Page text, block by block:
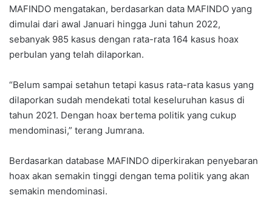
MAFINDO mengatakan, berdasarkan data MAFINDO yang
dimulai dari awal Januari hingga Juni tahun 2022,
sebanyak 985 kasus dengan rata-rata 164 kasus hoax
perbulan yang telah dilaporkan.
“Belum sampai setahun tetapi kasus rata-rata kasus yang
dilaporkan sudah mendekati total keseluruhan kasus di
tahun 2021. Dengan hoax bertema politik yang cukup
mendominasi,” terang Jumrana.
Berdasarkan database MAFINDO diperkirakan penyebaran
hoax akan semakin tinggi dengan tema politik yang akan
semakin mendominasi.